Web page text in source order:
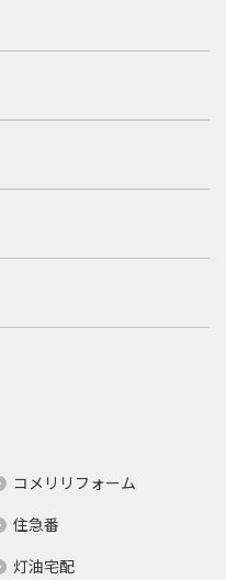
コメリリフォーム
住急番
灯油宅配